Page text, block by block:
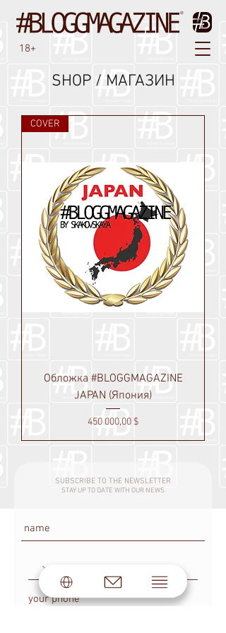
18+
SHOP / МАГАЗИН
COVER
Обложка #BLOGGMAGAZINE
JAPAN (Япония)
Цена
450 000,00 $
SUBSCRIBE TO THE NEWSLETTER
STAY UP TO DATE WITH OUR NEWS